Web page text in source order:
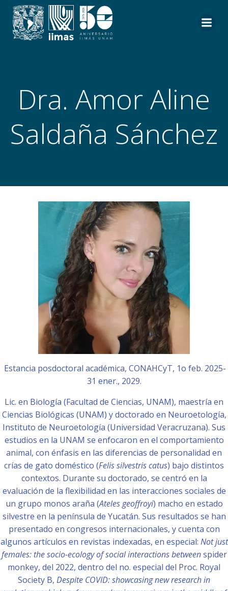
Dra. Amor Aline
Saldaña Sánchez
Estancia posdoctoral académica, CONAHCyT, 1o feb. 2025-
31 ener., 2029.
Lic. en Biología (Facultad de Ciencias, UNAM), maestría en
Ciencias Biológicas (UNAM) y doctorado en Neuroetología,
Instituto de Neuroetología (Universidad Veracruzana). Sus
estudios en la UNAM se enfocaron en el comportamiento
animal, con énfasis en las diferencias de personalidad en
crías de gato doméstico (Felis silvestris catus) bajo distintos
contextos. Durante su doctorado, se centró en la
evaluación de la flexibilidad en las interacciones sociales de
un grupo monos araña (Ateles geoffroyi) macho en estado
silvestre en la península de Yucatán. Sus resultados se han
presentado en congresos internacionales, y cuenta con
algunos artículos en revistas indexadas, en especial: Not just
females: the socio-ecology of social interactions betweenspider
monkey, del 2022, dentro del no. especial del Proc. Royal
Society B, Despite COVID: showcasing new research in